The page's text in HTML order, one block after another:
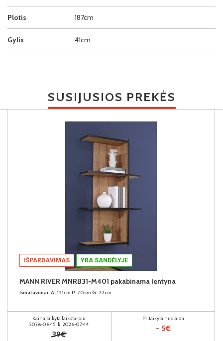
Plotis 187cm
Gylis 41cm
SUSIJUSIOS PREKĖS
IŠPARDAVIMAS YRA SANDĖLYJE
MANN RIVER MNRB31-M401 pakabinama lentyna
Išmatavimai: A: 121cm P: 70cm G: 22cm
Kaina taikyta laikotarpiu
2026-06-15 iki 2026-07-14
39€
Pritaikyta nuolaida
- 5€